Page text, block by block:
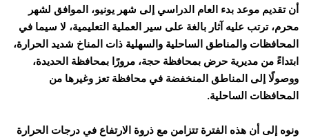
أن تقديم موعد بدء العام الدراسي إلى شهر يونيو، الموافق لشهر
محرم، ترتب عليه آثار بالغة على سير العملية التعليمية، لا سيما في
المحافظات والمناطق الساحلية والسهلية ذات المناخ شديد الحرارة،
ابتداءً من مديرية حرض بمحافظة حجة، مرورًا بمحافظة الحديدة،
ووصولًا إلى المناطق المنخفضة في محافظة تعز وغيرها من
المحافظات الساحلية.
ونوه إلى أن هذه الفترة تتزامن مع ذروة الارتفاع في درجات الحرارة